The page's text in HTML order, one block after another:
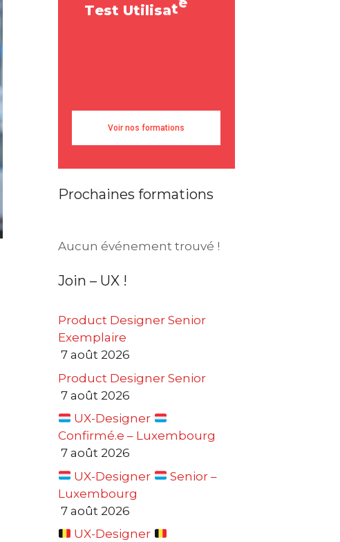
Test Utilisate
a
Voir nos formations
Prochaines formations
Aucun événement trouvé !
Join – UX !
Product Designer Senior
Exemplaire
7 août 2026
Product Designer Senior
7 août 2026
UX-Designer
Confirmé.e – Luxembourg
7 août 2026
UX-Designer
Senior –
Luxembourg
7 août 2026
UX-Designer